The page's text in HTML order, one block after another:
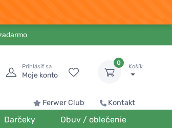
Prihlásiť sa
Moje konto
0
Košík
Ferwer Club Kontakt
Darčeky Obuv / oblečenie